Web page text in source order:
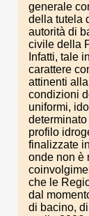
generale
della tutela
autorità di
civile della
Infatti, tale
carattere
attinenti
condizioni
uniformi,
profilo
finalizzate
onde non è
che le
dal
di bacino,